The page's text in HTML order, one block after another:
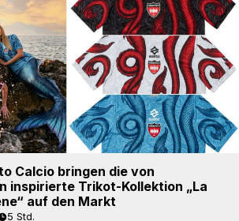
Calcio bringen die von
inspirierte Trikot-Kollektion „La
auf den Markt
5 Std.